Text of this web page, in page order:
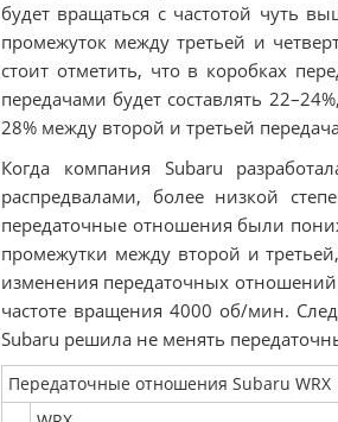
будет вращаться с частотой чуть
промежуток между третьей и
стоит отметить, что в коробках
передачами будет составлять
28% между второй и третьей
Когда компания Subaru
распредвалами, более низкой
передаточные отношения были
промежутки между второй и
изменения передаточных
частоте вращения 4000 об/мин.
Subaru решила не менять
Передаточные отношения Subaru WRX